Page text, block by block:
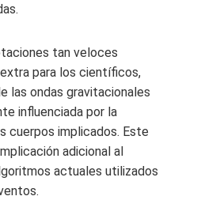
tan veloces
para los científicos,
las ondas gravitacionales
influenciada por la
cuerpos implicados. Este
adicional al
actuales utilizados